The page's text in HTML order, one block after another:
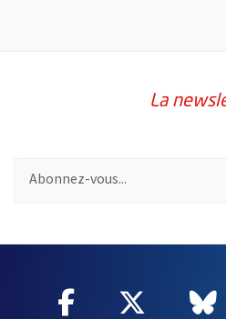
La
Facebook
, Ouvre une
Twitter
,